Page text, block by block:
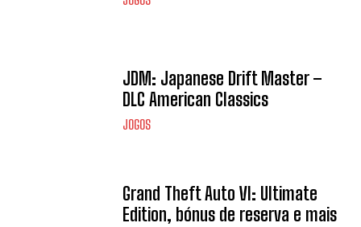
JDM: Japanese Drift Master –
DLC American Classics
JOGOS
Grand Theft Auto VI: Ultimate
Edition, bónus de reserva e mais